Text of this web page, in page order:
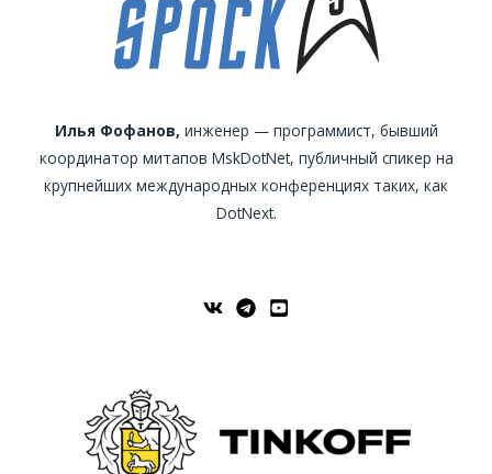
Илья Фофанов, инженер — программист, бывший
координатор митапов MskDotNet, публичный спикер на
крупнейших международных конференциях таких, как
DotNext.